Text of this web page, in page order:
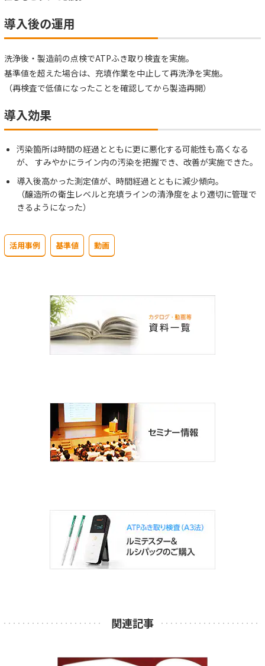
導入後の運用
洗浄後・製造前の点検でATPふき取り検査を実施。
基準値を超えた場合は、充填作業を中止して再洗浄を実施。
（再検査で低値になったことを確認してから製造再開）
導入効果
汚染箇所は時間の経過とともに更に悪化する可能性も高くなる
が、 すみやかにライン内の汚染を把握でき、改善が実施できた。
導入後高かった測定値が、時間経過とともに減少傾向。
（醸造所の衛生レベルと充填ラインの清浄度をより適切に管理で
きるようになった）
活用事例 基準値 動画
関連記事